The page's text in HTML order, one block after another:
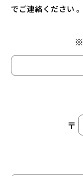
でご連絡ください 。
※
〒